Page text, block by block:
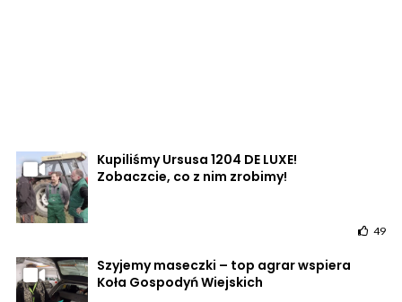
Kupiliśmy Ursusa 1204 DE LUXE!
Zobaczcie, co z nim zrobimy!
49
Szyjemy maseczki – top agrar wspiera
Koła Gospodyń Wiejskich